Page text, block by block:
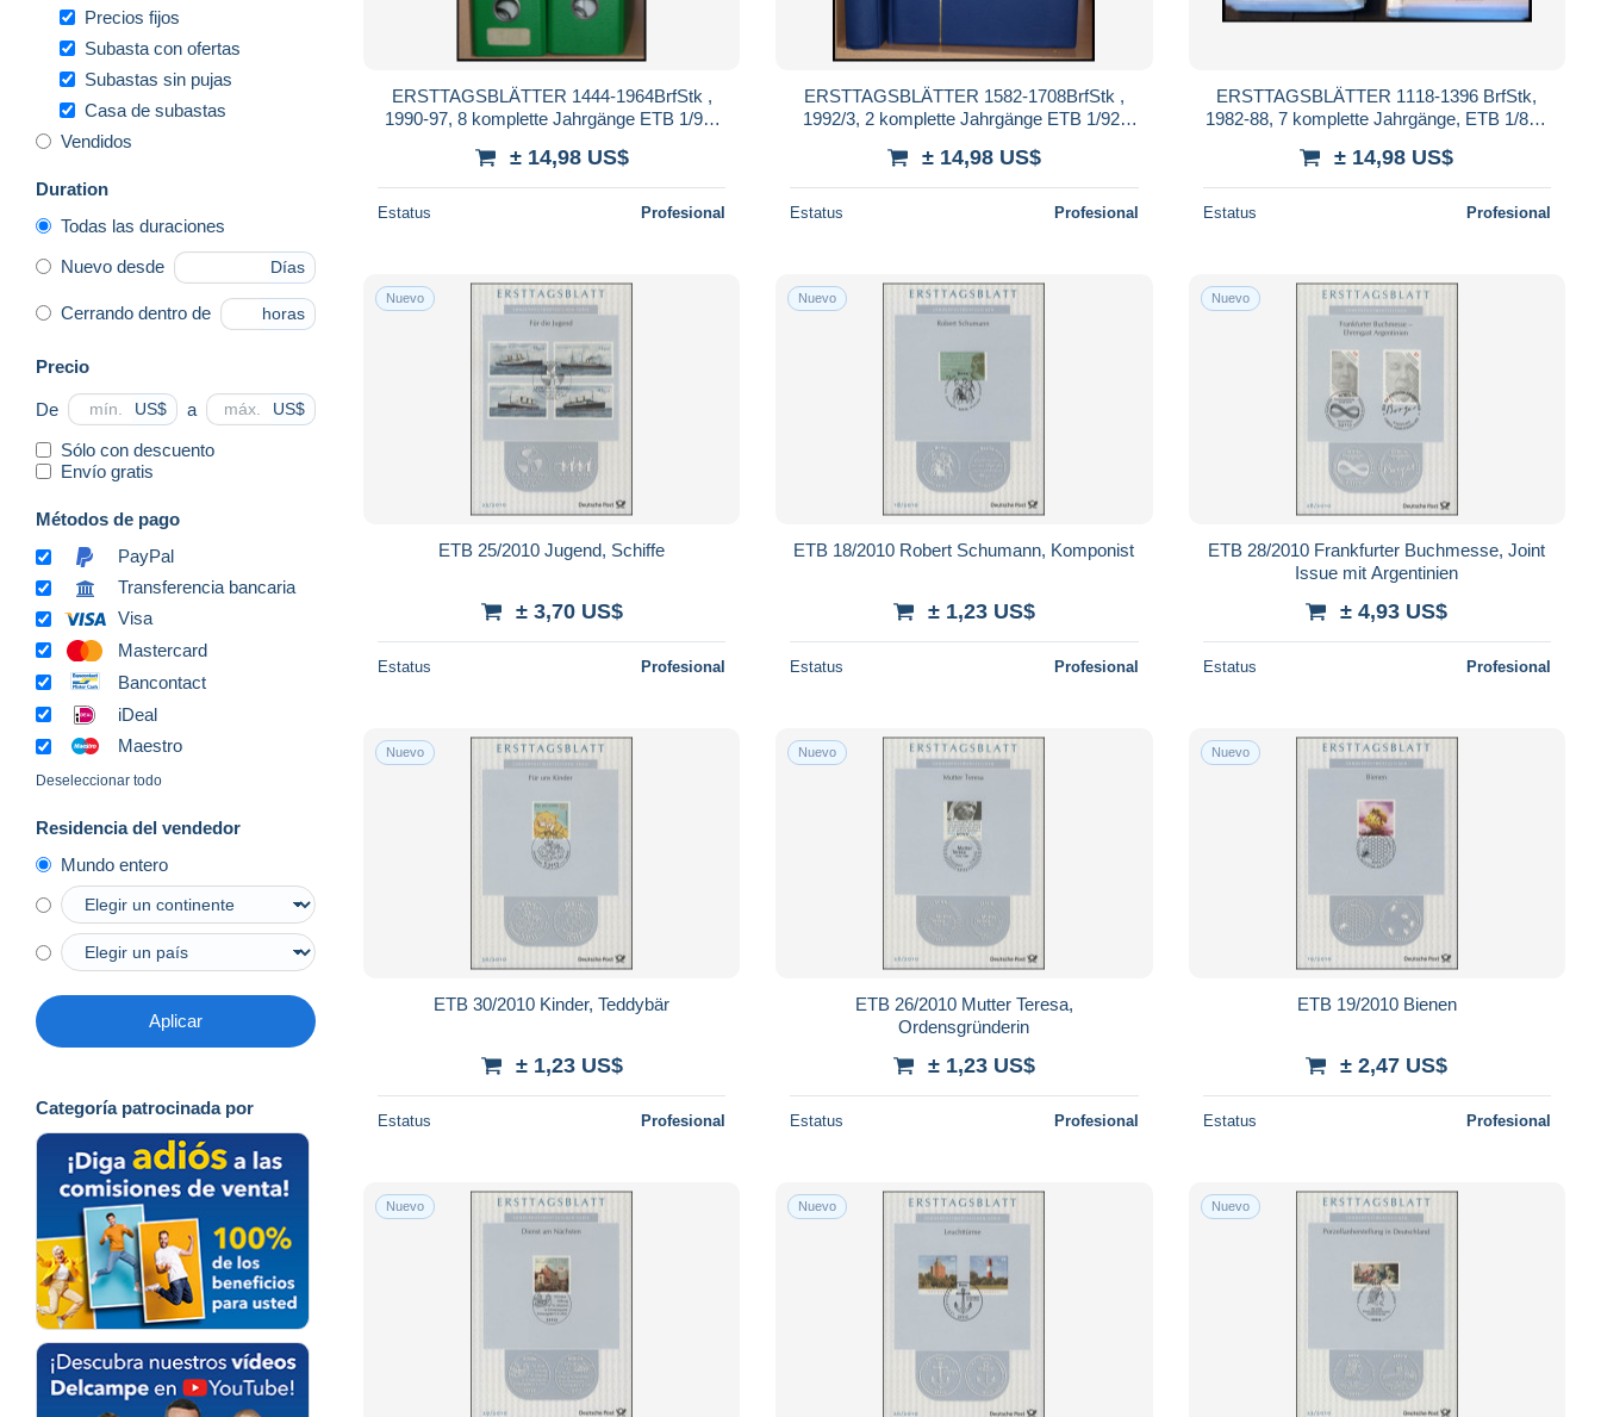
Precios fijos
Subasta con ofertas
Subastas sin pujas
Casa de subastas
Vendidos
Duration
Todas las duraciones
Nuevo desde Días
Cerrando dentro de horas
Precio
De US$ a US$
Sólo con descuento
Envío gratis
Métodos de pago
PayPal
Transferencia bancaria
Visa
Mastercard
Bancontact
iDeal
Maestro
Deseleccionar todo
Residencia del vendedor
Mundo entero
Aplicar
Categoría patrocinada por
ERSTTAGSBLÄTTER 1444-1964BrfStk ,
1990-97, 8 komplette Jahrgänge ETB 1/90-
± 14,98 US$
Estatus Profesional
ERSTTAGSBLÄTTER 1582-1708BrfStk ,
1992/3, 2 komplette Jahrgänge ETB 1/92-
± 14,98 US$
Estatus Profesional
ERSTTAGSBLÄTTER 1118-1396 BrfStk,
1982-88, 7 komplette Jahrgänge, ETB 1/82 -
± 14,98 US$
Estatus Profesional
Nuevo
ETB 25/2010 Jugend, Schiffe
± 3,70 US$
Estatus Profesional
Nuevo
ETB 18/2010 Robert Schumann, Komponist
± 1,23 US$
Estatus Profesional
Nuevo
ETB 28/2010 Frankfurter Buchmesse, Joint
Issue mit Argentinien
± 4,93 US$
Estatus Profesional
Nuevo
ETB 30/2010 Kinder, Teddybär
± 1,23 US$
Estatus Profesional
Nuevo
ETB 26/2010 Mutter Teresa,
Ordensgründerin
± 1,23 US$
Estatus Profesional
Nuevo
ETB 19/2010 Bienen
± 2,47 US$
Estatus Profesional
Nuevo Nuevo Nuevo